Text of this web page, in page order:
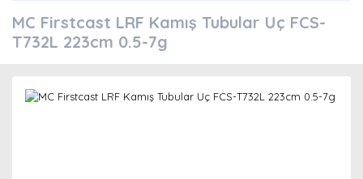
MC Firstcast LRF Kamış Tubular Uç FCS-
T732L 223cm 0.5-7g